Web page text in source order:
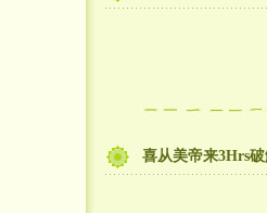
喜从美帝来3Hrs